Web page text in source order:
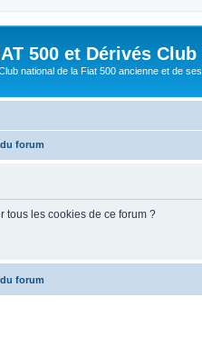
500 et Dérivés
national de la Fiat 500 ancienne et de
forum
tous les cookies de ce forum ?
forum